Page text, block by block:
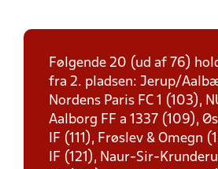
Følgende 20 (ud af 76)
fra 2. pladsen: Jerup/
Nordens Paris FC 1 (103),
Aalborg FF a 1337 (109),
IF (111), Frøslev & Omegn
IF (121), Naur-Sir-